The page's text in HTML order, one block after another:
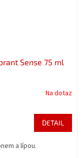
Sense 75 ml
Na dotaz
DETAIL
a lípou.